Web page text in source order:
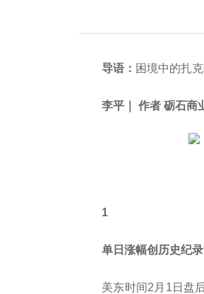
导语： 困境中的扎
李平 ｜ 作者 砺石
1
单日涨幅创历史纪录
美东时间2月1日盘